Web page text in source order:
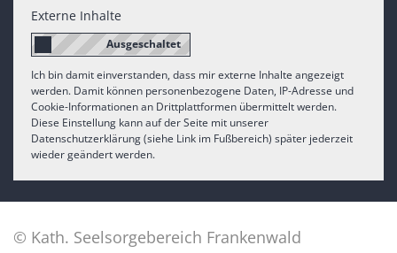
Externe Inhalte
Ich bin damit einverstanden, dass mir externe Inhalte angezeigt
werden. Damit können personenbezogene Daten, IP-Adresse und
Cookie-Informationen an Drittplattformen übermittelt werden.
Diese Einstellung kann auf der Seite mit unserer
Datenschutzerklärung (siehe Link im Fußbereich) später jederzeit
wieder geändert werden.
© Kath. Seelsorgebereich Frankenwald